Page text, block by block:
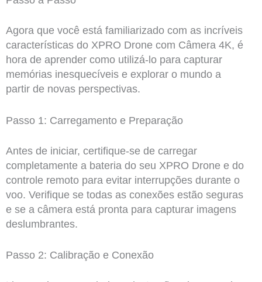
Agora que você está familiarizado com as incríveis
características do XPRO Drone com Câmera 4K, é
hora de aprender como utilizá-lo para capturar
memórias inesquecíveis e explorar o mundo a
partir de novas perspectivas.
Passo 1: Carregamento e Preparação
Antes de iniciar, certifique-se de carregar
completamente a bateria do seu XPRO Drone e do
controle remoto para evitar interrupções durante o
voo. Verifique se todas as conexões estão seguras
e se a câmera está pronta para capturar imagens
deslumbrantes.
Passo 2: Calibração e Conexão